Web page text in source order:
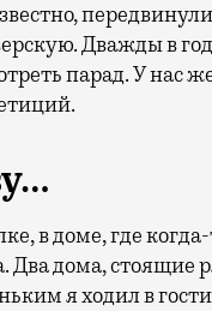
Дважды в
парад. У нас
в доме, где
дома, стоящие
я ходил в